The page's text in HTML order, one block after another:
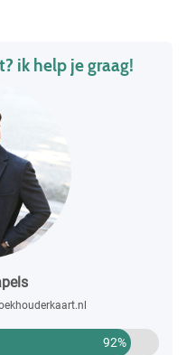
ik help je graag!
92%